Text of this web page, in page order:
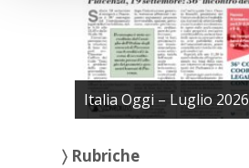
Italia Oggi – Luglio 2026
〉 Rubriche